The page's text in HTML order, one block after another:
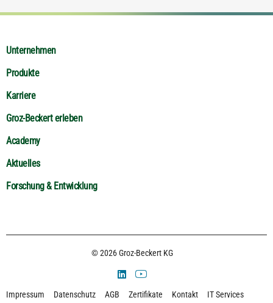
Unternehmen
Produkte
Karriere
Groz-Beckert erleben
Academy
Aktuelles
Forschung & Entwicklung
© 2026 Groz-Beckert KG
Impressum Datenschutz AGB Zertifikate Kontakt IT Services